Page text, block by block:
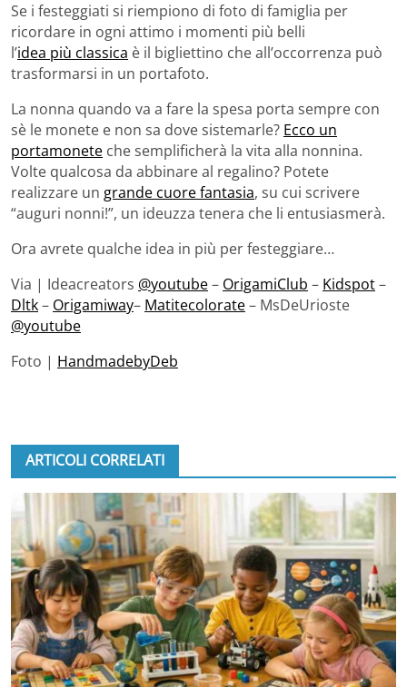
Se i festeggiati si riempiono di foto di famiglia per
ricordare in ogni attimo i momenti più belli
l’idea più classica è il bigliettino che all’occorrenza può
trasformarsi in un portafoto.
La nonna quando va a fare la spesa porta sempre con
sè le monete e non sa dove sistemarle? Ecco un
portamonete che semplificherà la vita alla nonnina.
Volte qualcosa da abbinare al regalino? Potete
realizzare un grande cuore fantasia, su cui scrivere
“auguri nonni!”, un ideuzza tenera che li entusiasmerà.
Ora avrete qualche idea in più per festeggiare…
Via | Ideacreators @youtube– OrigamiClub – Kidspot–
Dltk– Origamiway– Matitecolorate– MsDeUrioste
@youtube
Foto | HandmadebyDeb
ARTICOLI CORRELATI